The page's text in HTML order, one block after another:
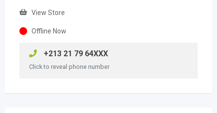
View Store
Offline Now
+213 21 79 64XXX
Click to reveal phone number